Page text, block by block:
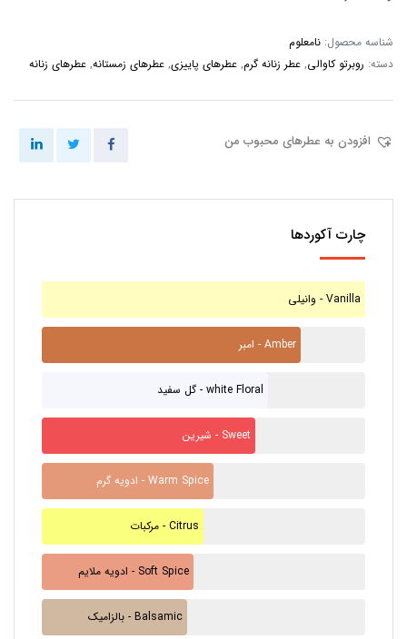
شناسه محصول: نامعلوم
دسته: روبرتو کاوالی, عطر زنانه گرم, عطرهای پاییزی, عطرهای زمستانه, عطرهای زنانه
افزودن به عطرهای محبوب من
چارت آکوردها
وانیلی - Vanilla
امبر - Amber
گل سفید - white Floral
شیرین - Sweet
ادویه گرم - Warm Spice
مرکبات - Citrus
ادویه ملایم - Soft Spice
بالزامیک - Balsamic